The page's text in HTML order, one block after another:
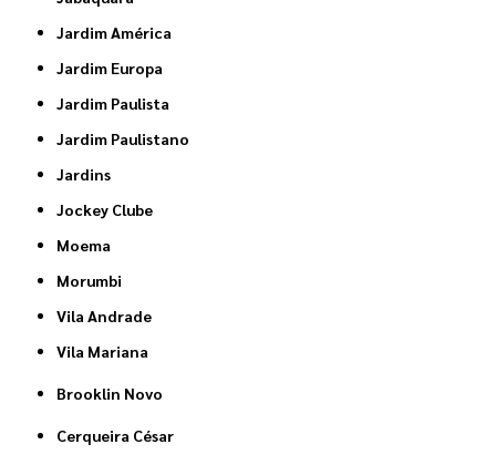
Jardim América
Jardim Europa
Jardim Paulista
Jardim Paulistano
Jardins
Jockey Clube
Moema
Morumbi
Vila Andrade
Vila Mariana
Brooklin Novo
Cerqueira César